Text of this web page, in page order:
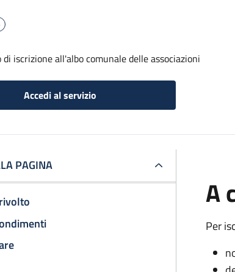
iscrizione all'albo comunale delle associazioni
Accedi al servizio
PAGINA
A
Per